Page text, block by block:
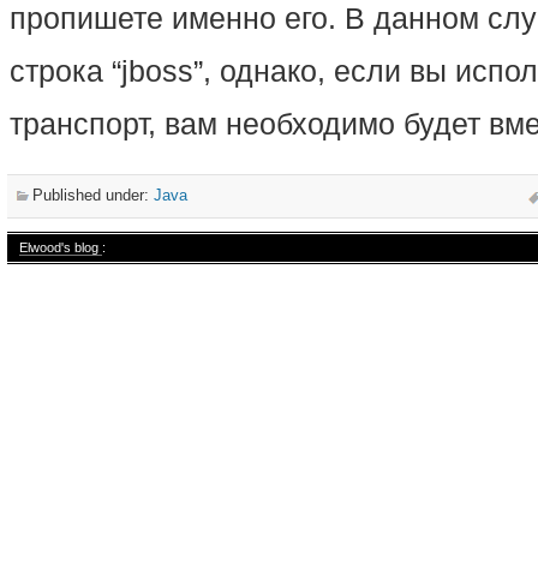
пропишете именно его. В данном
строка “jboss”, однако, если вы
транспорт, вам необходимо будет
Published under: Java
Elwood's blog :